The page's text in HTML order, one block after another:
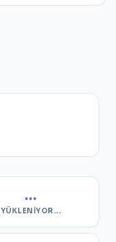
...
YÜKLENIYOR...